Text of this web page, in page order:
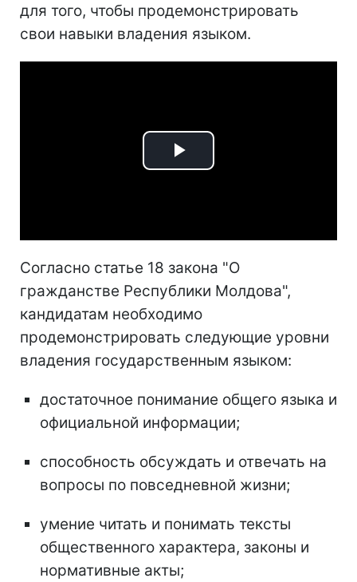
для того, чтобы продемонстрировать
свои навыки владения языком.
Play
Согласно статье 18 закона "О
гражданстве Республики Молдова",
кандидатам необходимо
продемонстрировать следующие уровни
владения государственным языком:
достаточное понимание общего языка и
официальной информации;
способность обсуждать и отвечать на
вопросы по повседневной жизни;
умение читать и понимать тексты
общественного характера, законы и
нормативные акты;